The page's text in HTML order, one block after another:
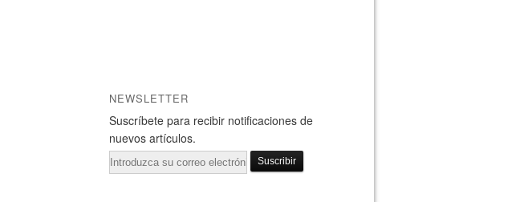
NEWSLETTER
Suscríbete para recibir notificaciones de
nuevos artículos.
Email